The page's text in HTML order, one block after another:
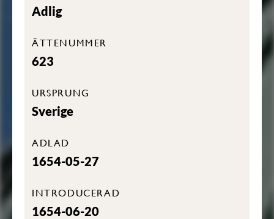
Adlig
ÄTTENUMMER
623
URSPRUNG
Sverige
ADLAD
1654-05-27
INTRODUCERAD
1654-06-20